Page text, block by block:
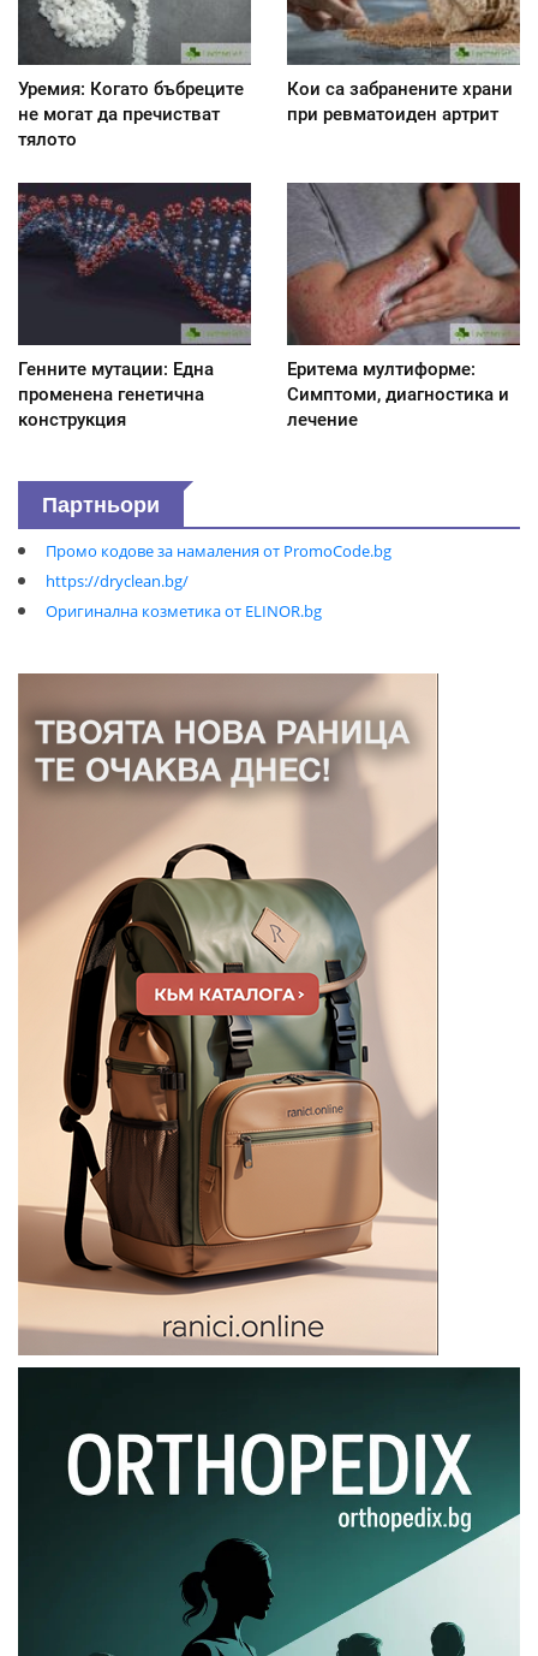
Уремия: Когато бъбреците
не могат да пречистват
тялото
Кои са забранените храни
при ревматоиден артрит
Генните мутации: Една
променена генетична
конструкция
Еритема мултиформе:
Симптоми, диагностика и
лечение
Партньори
Промо кодове за намаления от PromoCode.bg
https://dryclean.bg/
Оригинална козметика от ELINOR.bg